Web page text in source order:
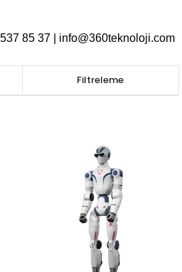
85 37 | info@360teknoloji.com
Filtreleme